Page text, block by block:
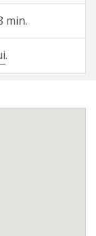
de
min.
.